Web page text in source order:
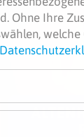
Ohne Ihre